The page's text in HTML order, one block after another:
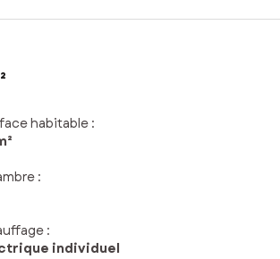
habitable :
:
:
individuel